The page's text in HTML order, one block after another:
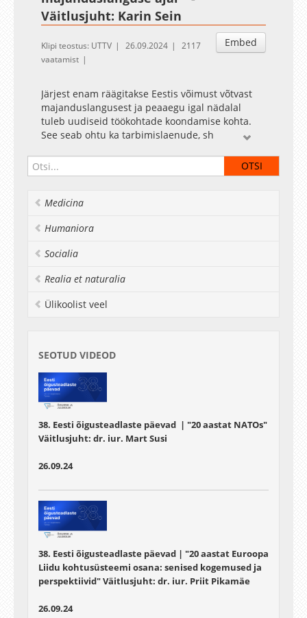
Väitlusjuht: Karin Sein
Embed
Klipi teostus: UTTV 26.09.2024
2117
vaatamist
Järjest enam räägitakse Eestis võimust võtvast
majanduslangusest ja peaaegu igal nädalal
tuleb uudiseid töökohtade koondamise kohta.
See seab ohtu ka tarbimislaenude, sh
suureneb võlgnike arv ja sellega seonduvalt
kasvavad sotsiaalsed probleemid. Sektsioonis
laenamise põhimõtte järgimist nii riikliku
Ameti ja Finantsinspektsiooni) kui ka
võimaldab tagada tarbijate finantsturvalisuse
keerulistel aegadel ja kus on kõige olulisemad
kitsaskohad?
olukorras, kus keegi teine on kasutanud isiku
analüüsitakse, kas ja kuidas saab tarbija
tugineda laenulepingu tühisusele põhjusel, et
tema eID-d kasutades tehtud tehingut ei ole
teinud tema ise ega tema volitatud isik, vaid
tema identiteet oli pettuse teel kaaperdatud
Medicina
Humaniora
Socialia
Realia et naturalia
Ülikoolist veel
SEOTUD VIDEOD
38. Eesti õigusteadlaste päevad | "20 aastat NATOs"
Väitlusjuht: dr. iur. Mart Susi
26.09.24
38. Eesti õigusteadlaste päevad | "20 aastat Euroopa
Liidu kohtusüsteemi osana: senised kogemused ja
perspektiivid" Väitlusjuht: dr. iur. Priit Pikamäe
26.09.24